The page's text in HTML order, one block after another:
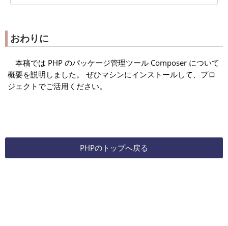
おわりに
本稿では PHP のパッケージ管理ツール Composer について
概要を説明しました。 ぜひマシンにインストールして、プロ
ジェクトでご活用ください。
PHPのトップへ戻る